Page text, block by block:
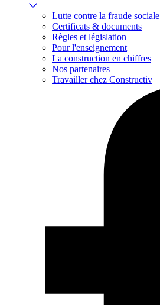
Lutte contre la fraude sociale
Certificats & documents
Règles et législation
Pour l'enseignement
La construction en chiffres
Nos partenaires
Travailler chez Constructiv